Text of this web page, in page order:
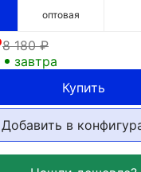
оптовая
8 180₽
завтра
Купить
Добавить в